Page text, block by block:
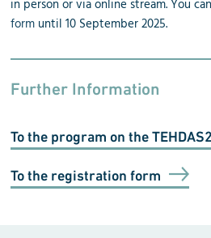
in person or via online stream. You
form until 10 September 2025.
Further Information
To the program on the
To the registration form